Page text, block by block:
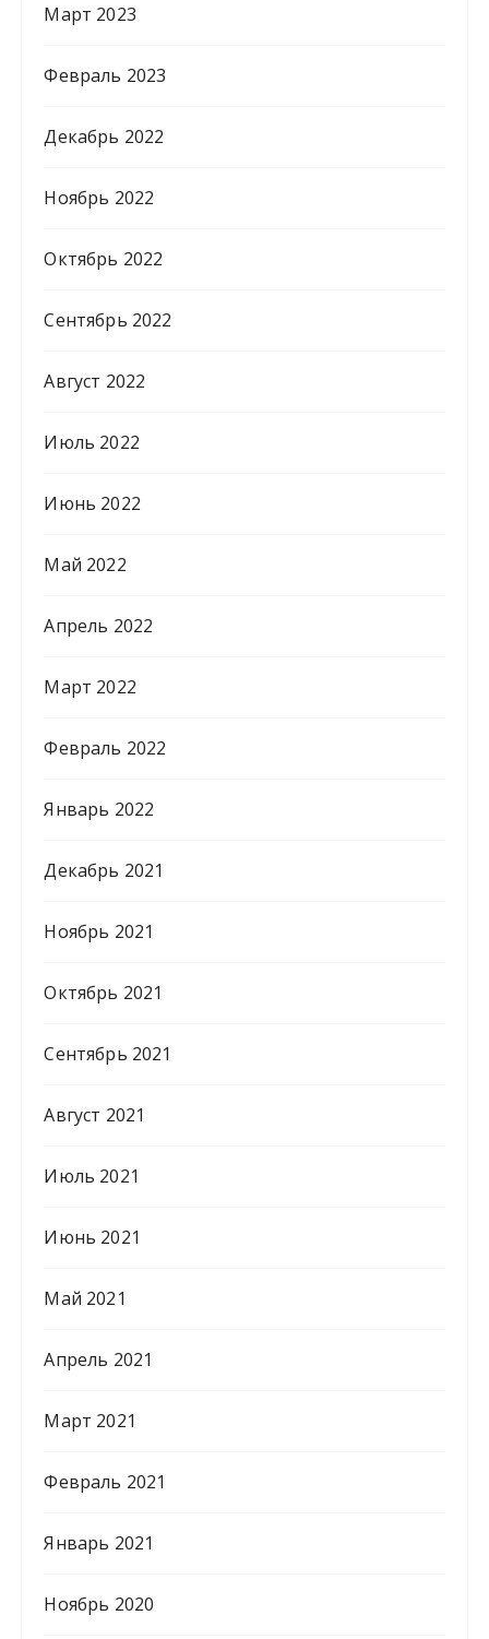
Март 2023
Февраль 2023
Декабрь 2022
Ноябрь 2022
Октябрь 2022
Сентябрь 2022
Август 2022
Июль 2022
Июнь 2022
Май 2022
Апрель 2022
Март 2022
Февраль 2022
Январь 2022
Декабрь 2021
Ноябрь 2021
Октябрь 2021
Сентябрь 2021
Август 2021
Июль 2021
Июнь 2021
Май 2021
Апрель 2021
Март 2021
Февраль 2021
Январь 2021
Ноябрь 2020